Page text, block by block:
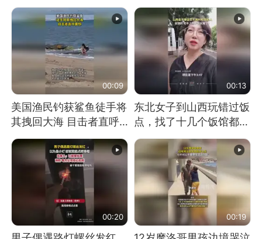
00:09
美国渔民钓获鲨鱼徒手将
其拽回大海 目击者直呼
震惊 （视频来源：参考
消息）
00:13
东北女子到山西玩错过饭
点，找了十几个饭馆都没
开门：午休到几点
00:20 00:19